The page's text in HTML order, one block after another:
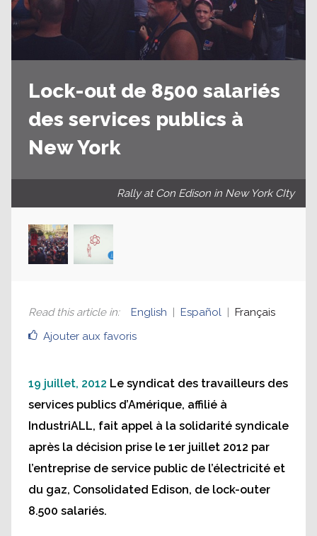
Lock-out de 8500 salariés
des services publics à
New York
Rally at Con Edison in New York CIty
Ajouter aux favoris
Read this article in: English Español Français
19 juillet, 2012 Le syndicat des travailleurs des
services publics d’Amérique, affilié à
IndustriALL, fait appel à la solidarité syndicale
après la décision prise le 1er juillet 2012 par
l’entreprise de service public de l’électricité et
du gaz, Consolidated Edison, de lock-outer
8.500 salariés.